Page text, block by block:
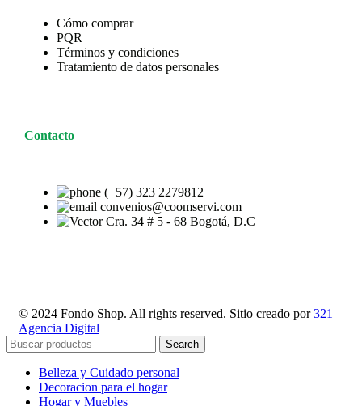
Cómo comprar
PQR
Términos y condiciones
Tratamiento de datos personales
Contacto
(+57) 323 2279812
convenios@coomservi.com
Cra. 34 # 5 - 68 Bogotá, D.C
© 2024 Fondo Shop. All rights reserved. Sitio creado por321
Agencia Digital
Search
Belleza y Cuidado personal
Decoracion para el hogar
Hogar y Muebles